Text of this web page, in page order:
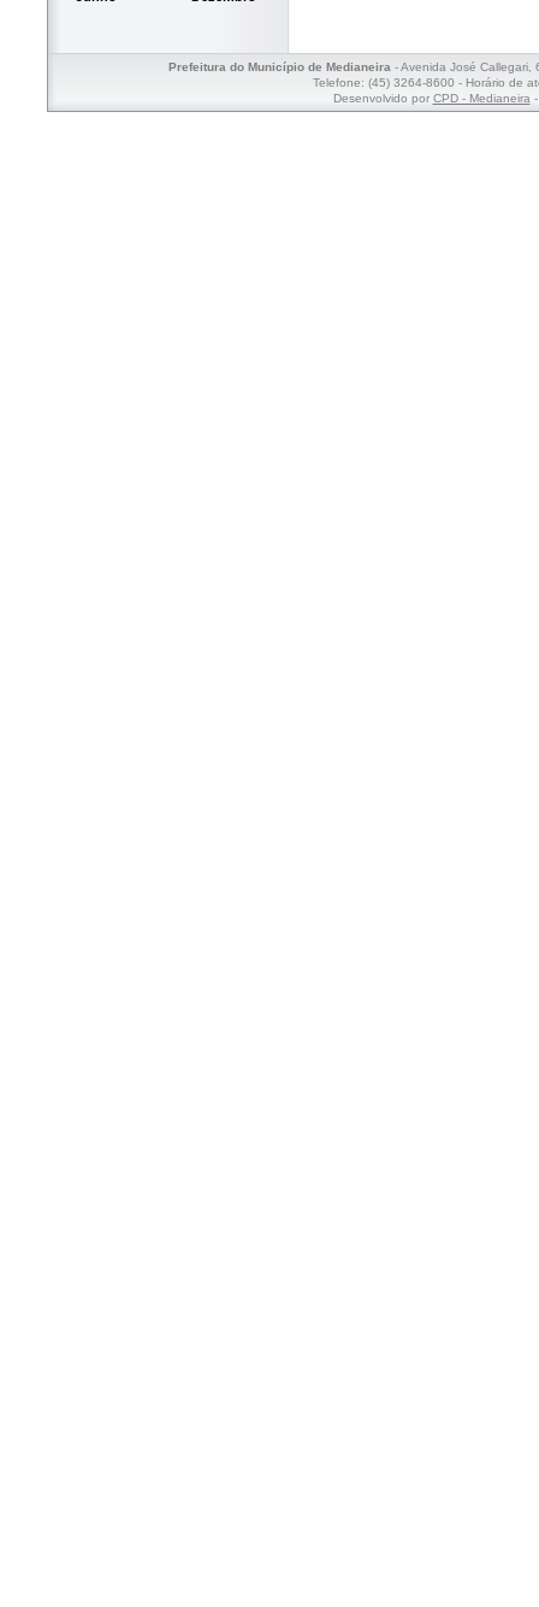
Prefeitura do Município de Medianeira- Avenida José Callegari,
Telefone: (45) 3264-8600 - Horário de
Desenvolvido por CPD - Medianeira-